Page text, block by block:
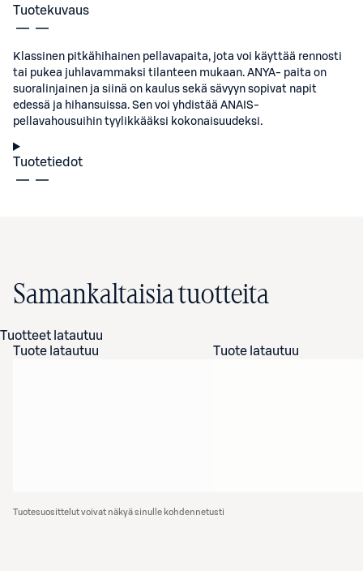
Tuotekuvaus
Klassinen pitkähihainen pellavapaita, jota voi käyttää rennosti
tai pukea juhlavammaksi tilanteen mukaan. ANYA- paita on
suoralinjainen ja siinä on kaulus sekä sävyyn sopivat napit
edessä ja hihansuissa. Sen voi yhdistää ANAIS-
pellavahousuihin tyylikkääksi kokonaisuudeksi.
Tuotetiedot
Samankaltaisia tuotteita
Tuotteet latautuu
Tuote latautuu
Tuote latautuu
Tuotesuosittelut voivat näkyä sinulle kohdennetusti